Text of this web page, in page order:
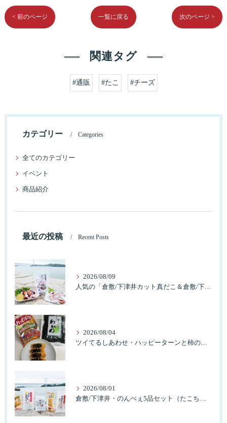
< 前のページ 一覧に戻る 次のページ >
関連タグ
#通販 #たこ #チーズ
カテゴリー Categories
全てのカテゴリー
イベント
商品紹介
最近の投稿 Recent Posts
2026/08/09
人気の「倉敷/下津井カット真だこ＆倉敷/下津井産真だこ唐揚げ・セット」簡単に食べれますよ。
2026/08/04
ツイてるしあわせ・ハッピーターンと柿の種とそふとわかめふりかけとタコふりかけ・ハッピーコラボレーション
2026/08/01
倉敷/下津井・のんべぇ5品セット（たこちく、たこ玉、味付のり、串酢だこ、味付けけやわらか真だこチーズ）3歳のお子様も大好きなんですよ。